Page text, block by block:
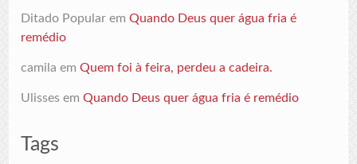
Ditado Popular emQuando Deus quer água fria é
remédio
camila emQuem foi à feira, perdeu a cadeira.
Ulisses emQuando Deus quer água fria é remédio
Tags